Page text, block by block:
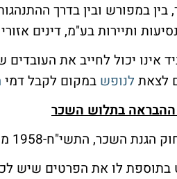
ותיירות בע"מ, דינים אזורי לעבודה
אינו יכול לחייב את
לצאת לנופש במקום לקבל דמי
ההבראה בתלוש השכר